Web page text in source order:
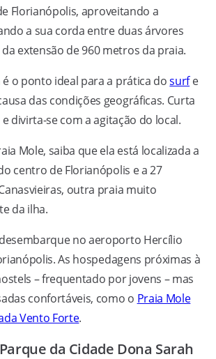
Florianópolis, aproveitando a
a sua corda entre duas árvores
extensão de 960 metros da praia.
o ponto ideal para a prática dosurfe
das condições geográficas. Curta
divirta-se com a agitação do local.
Mole, saiba que ela está localizada a
centro de Florianópolis e a 27
outra praia muito
da ilha.
no aeroporto Hercílio
As hospedagens próximas à
– frequentado por jovens – mas
confortáveis, como o Praia Mole
Vento Forte.
da Cidade Dona Sarah